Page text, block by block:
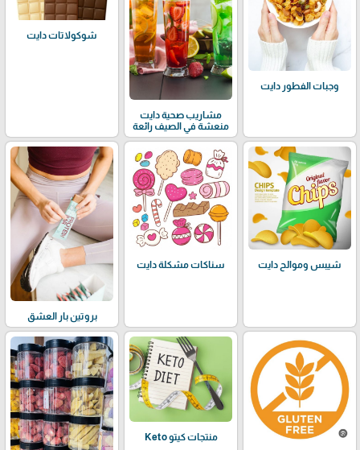
وجبات الفطور دايت
مشاريب صحية دايت
منعشة في الصيف رائعة
شوكولاتات دايت
شيبس وموالح دايت سناكات مشكلة دايت
بروتين بار العشق
منتجات كيتو Keto